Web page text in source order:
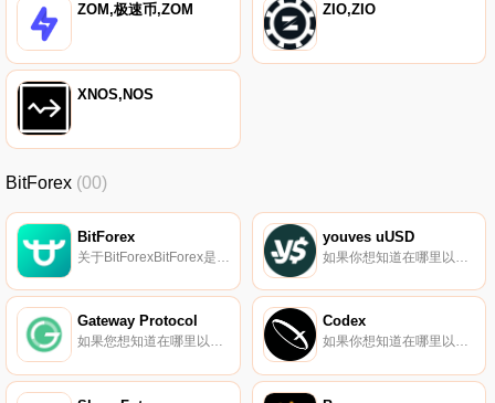
ZOM,极速币,ZOM ZIO,ZIO
XNOS,NOS
BitForex (00)
BitForex youves uUSD
Gateway Protocol
如果您想知道在哪里以当前价格购买Gateway Protocol,目前交易｛GWPnname｝股票的顶级加密货币交易所是CoinTiger、DigiFinex、XT.COM、BitForex和AzGWPt。您可以在我们的加密货币交易所页面上找到其他列表.
Codex
如果你想知道在哪里以当前价格购买Codex,目前交易{Codex]股票的顶级加密货币交易所是BitForex、Finexbox、Bittrex和Graviex。您可以在我们的加密货币交易所页面上找到其他列表.